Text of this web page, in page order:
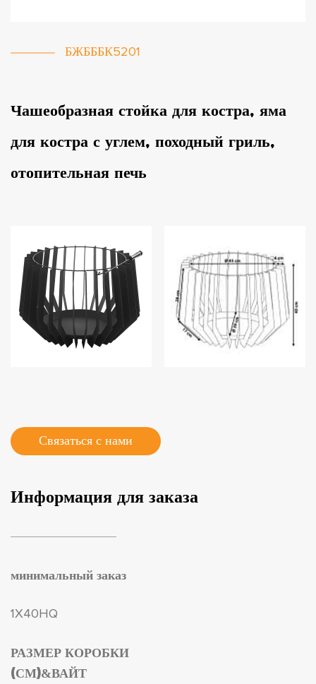
БЖБББК5201
Чашеобразная стойка для костра, яма
для костра с углем, походный гриль,
отопительная печь
Связаться с нами
Информация для заказа
минимальный заказ
1X40HQ
РАЗМЕР КОРОБКИ
(СМ)&ВАЙТ